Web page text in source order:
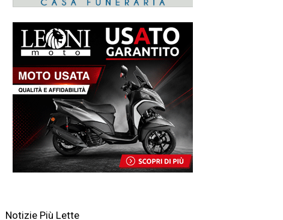
Notizie Più Lette